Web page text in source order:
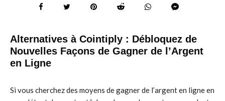
Alternatives à Cointiply : Débloquez de
Nouvelles Façons de Gagner de l’Argent
en Ligne
Si vous cherchez des moyens de gagner de l’argent en ligne en